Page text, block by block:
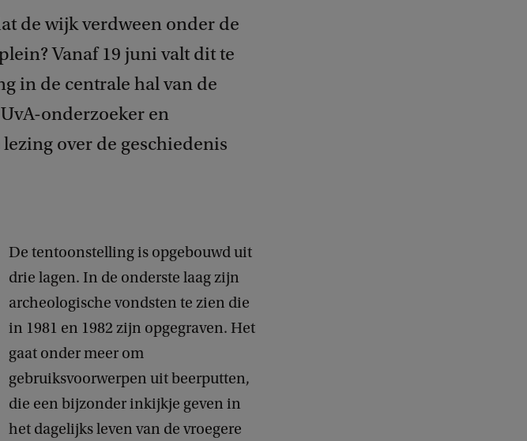
de wijk verdween onder de
Vanaf 19 juni valt dit te
in de centrale hal van de
onderzoeker en
over de geschiedenis
De tentoonstelling is opgebouwd uit
drie lagen. In de onderste laag zijn
archeologische vondsten te zien die
in 1981 en 1982 zijn opgegraven. Het
gaat onder meer om
gebruiksvoorwerpen uit beerputten,
die een bijzonder inkijkje geven in
het dagelijks leven van de vroegere